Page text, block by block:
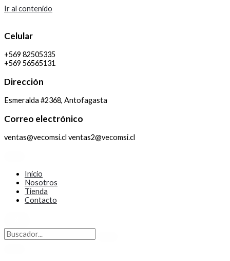
Ir al contenido
Celular
+569 82505335
+569 56565131
Dirección
Esmeralda #2368, Antofagasta
Correo electrónico
ventas@vecomsi.cl ventas2@vecomsi.cl
Inicio
Nosotros
Tienda
Contacto